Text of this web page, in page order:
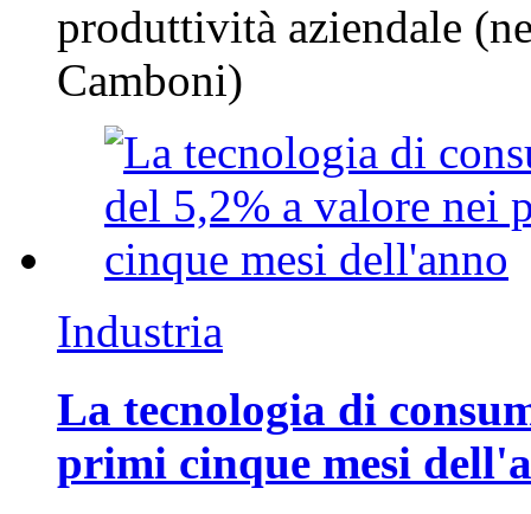
produttività aziendale
Camboni)
Industria
La tecnologia di
primi cinque mesi